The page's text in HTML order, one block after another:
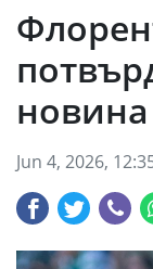
Jun 4, 2026,